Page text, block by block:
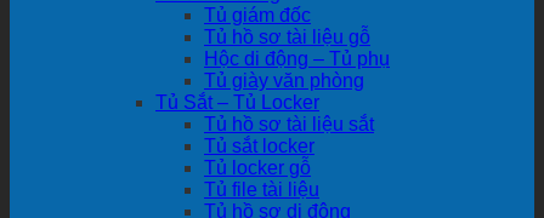
Tủ giám đốc
Tủ hồ sơ tài liệu gỗ
Hộc di động – Tủ phụ
Tủ giày văn phòng
Tủ Sắt – Tủ Locker
Tủ hồ sơ tài liệu sắt
Tủ sắt locker
Tủ locker gỗ
Tủ file tài liệu
Tủ hồ sơ di động